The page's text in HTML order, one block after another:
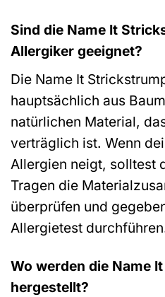
Sind die Name It
Allergiker geeignet?
Die Name It
hauptsächlich aus
natürlichen Material,
verträglich ist. Wenn
Allergien neigt, solltest
Tragen die
überprüfen und
Allergietest
Wo werden die Name
hergestellt?